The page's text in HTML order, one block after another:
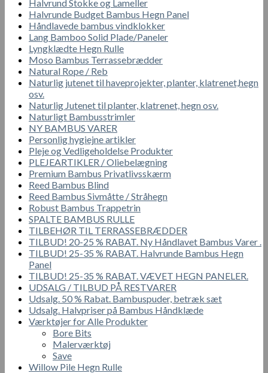
Halvrund Stokke og Lameller
Halvrunde Budget Bambus Hegn Panel
Håndlavede bambus vindklokker
Lang Bamboo Solid Plade/Paneler
Lyngklædte Hegn Rulle
Moso Bambus Terrassebrædder
Natural Rope / Reb
Naturlig jutenet til haveprojekter, planter, klatrenet,hegn
osv.
Naturlig Jutenet til planter, klatrenet, hegn osv.
Naturligt Bambusstrimler
NY BAMBUS VARER
Personlig hygiejne artikler
Pleje og Vedligeholdelse Produkter
PLEJEARTIKLER / Oliebelægning
Premium Bambus Privatlivsskærm
Reed Bambus Blind
Reed Bambus Sivmåtte / Stråhegn
Robust Bambus Trappetrin
SPALTE BAMBUS RULLE
TILBEHØR TIL TERRASSEBRÆDDER
TILBUD! 20-25 % RABAT. Ny Håndlavet Bambus Varer .
TILBUD! 25-35 % RABAT. Halvrunde Bambus Hegn
Panel
TILBUD! 25-35 % RABAT. VÆVET HEGN PANELER.
UDSALG / TILBUD PÅ RESTVARER
Udsalg. 50 % Rabat. Bambuspuder, betræk sæt
Udsalg. Halvpriser på Bambus Håndklæde
Værktøjer for Alle Produkter
Bore Bits
Malerværktøj
Save
Willow Pile Hegn Rulle